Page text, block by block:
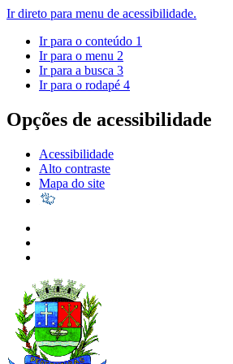
Ir direto para menu de acessibilidade.
Ir para o conteúdo 1
Ir para o menu 2
Ir para a busca 3
Ir para o rodapé 4
Opções de acessibilidade
Acessibilidade
Alto contraste
Mapa do site